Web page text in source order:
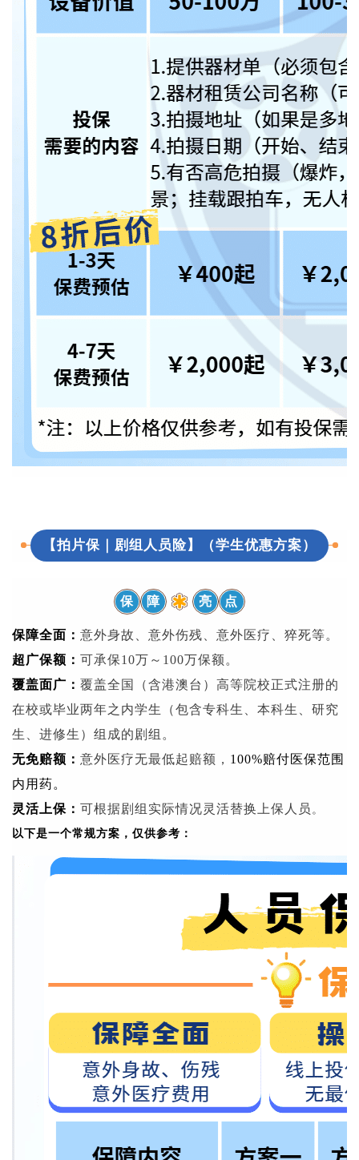
【拍片保｜剧组人员险】（学生优惠方案）
保 障 亮 点
保障全面： 意外身故、意外伤残、意外医疗、猝死等。
超广保额： 可承保10万～100万保额。
覆盖面广： 覆盖全国（含港澳台）高等院校正式注册的
在校或毕业两年之内学生（包含专科生、本科生、研究
生、进修生）组成的剧组。
无免赔额： 意外医疗无最低起赔额， 100%赔付医保范围
内用药。
灵活上保： 可根据剧组实际情况灵活替换上保人员 。
以下是一个常规方案，仅供参考：